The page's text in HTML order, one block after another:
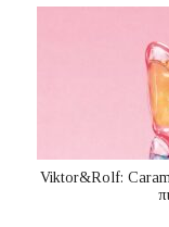
Viktor&Rolf: